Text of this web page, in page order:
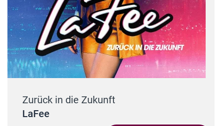
Zurück in die Zukunft
LaFee